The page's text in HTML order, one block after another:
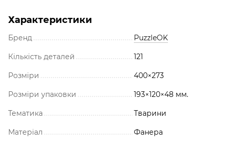
Характеристики
Бренд PuzzleOK
Кількість деталей 121
Розміри 400×273
Розміри упаковки 193×120×48 мм.
Тематика Тварини
Матеріал Фанера